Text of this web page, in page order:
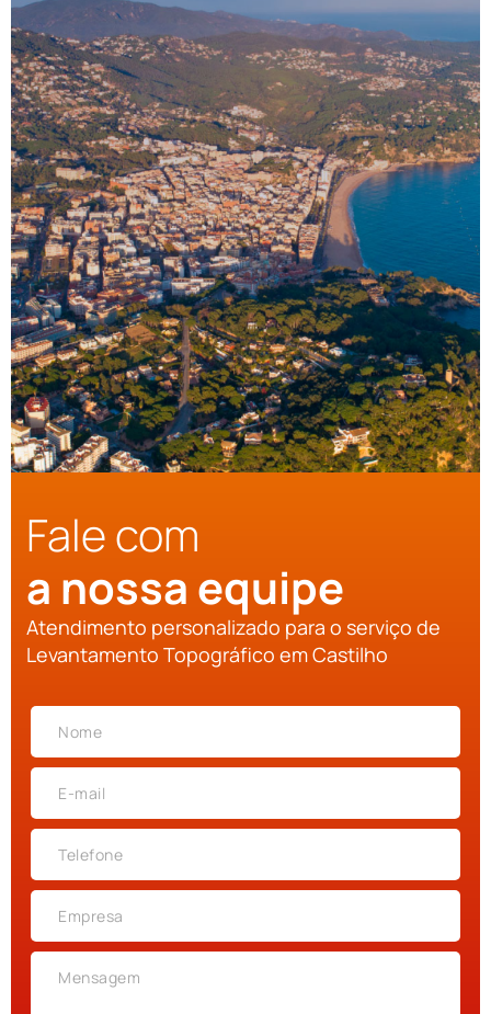
Fale com
a nossa equipe
Atendimento personalizado para o serviço de
Levantamento Topográfico em Castilho